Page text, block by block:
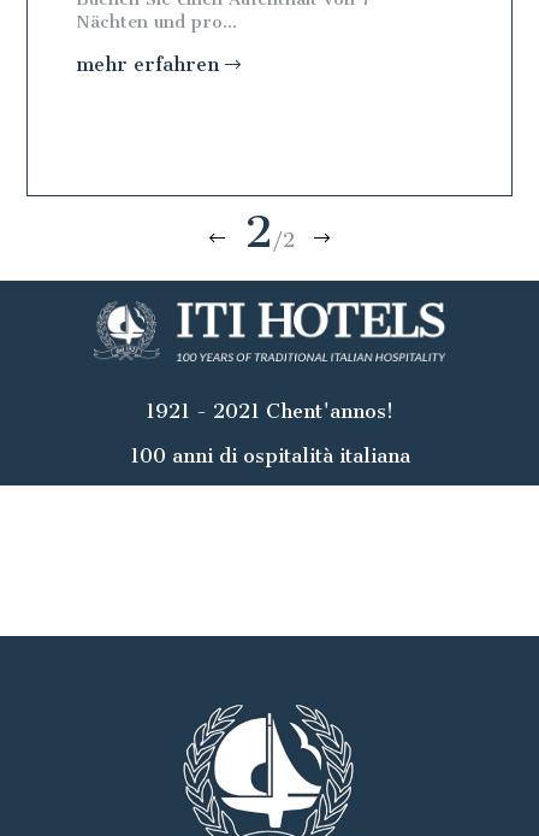
Nächten und pro...
mehr erfahren
2 /2
1921 - 2021 Chent'annos!
100 anni di ospitalità italiana